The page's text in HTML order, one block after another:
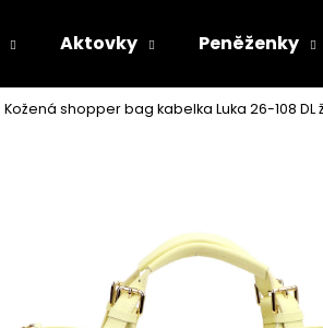
Aktovky Peněženky
Kožená shopper bag kabelka Luka 26-108 DL
Co potřebujete najít?
Doporučujeme